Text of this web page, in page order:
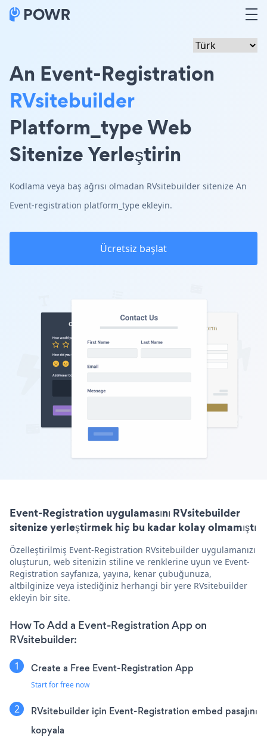
An Event-Registration
RVsitebuilder
Platform_type Web
Sitenize Yerleştirin
Kodlama veya baş ağrısı olmadan RVsitebuilder sitenize An
Event-registration platform_type ekleyin.
Ücretsiz başlat
Event-Registration uygulamasını RVsitebuilder
sitenize yerleştirmek hiç bu kadar kolay olmamıştı
Özelleştirilmiş Event-Registration RVsitebuilder uygulamanızı
oluşturun, web sitenizin stiline ve renklerine uyun ve Event-
Registration sayfanıza, yayına, kenar çubuğunuza,
altbilginize veya istediğiniz herhangi bir yere RVsitebuilder
ekleyin bir site.
How To Add a Event-Registration App on
RVsitebuilder:
Create a Free Event-Registration App
Start for free now
RVsitebuilder için Event-Registration embed pasajını
kopyala